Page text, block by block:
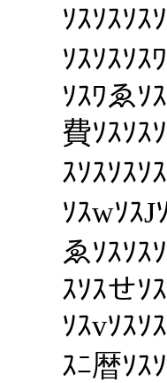
ｿｽｿｽｿｽ
ｿｽｿｽｿｽ
ｿｽﾜゑｿ
費ｿｽｿｽ
ｽｿｽｿｽｿ
ｿｽwｿｽJ
ゑｿｽｿｽ
ｽｿｽせｿ
ｿｽvｿｽｿ
ｽﾆ暦ｿｽ